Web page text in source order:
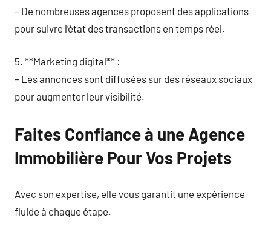
– De nombreuses agences proposent des applications
pour suivre l’état des transactions en temps réel.
5. **Marketing digital** :
– Les annonces sont diffusées sur des réseaux sociaux
pour augmenter leur visibilité.
Faites Confiance à une Agence
Immobilière Pour Vos Projets
Avec son expertise, elle vous garantit une expérience
fluide à chaque étape.